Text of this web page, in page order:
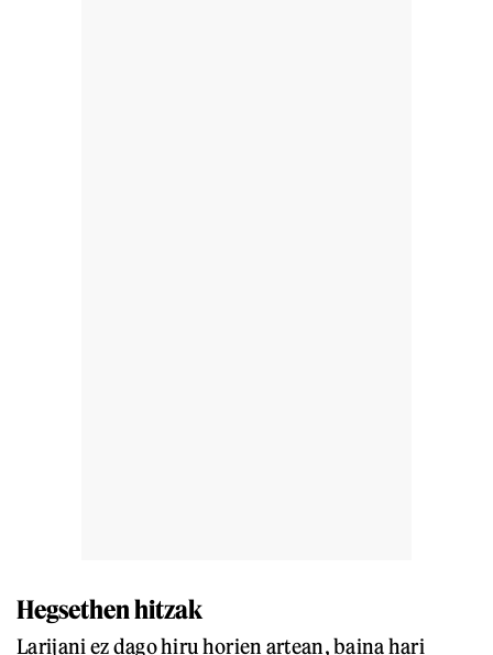
Hegsethen hitzak
Larijani ez dago hiru horien artean, baina hari